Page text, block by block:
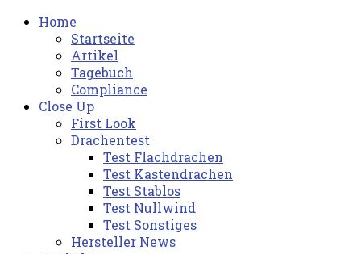
Home
Startseite
Artikel
Tagebuch
Compliance
Close Up
First Look
Drachentest
Test Flachdrachen
Test Kastendrachen
Test Stablos
Test Nullwind
Test Sonstiges
Hersteller News